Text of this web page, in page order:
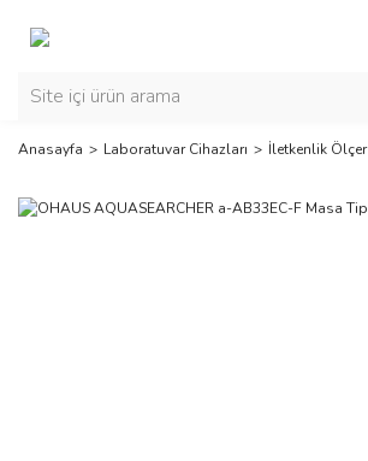
Anasayfa Laboratuvar Cihazları İletkenlik Ölçer